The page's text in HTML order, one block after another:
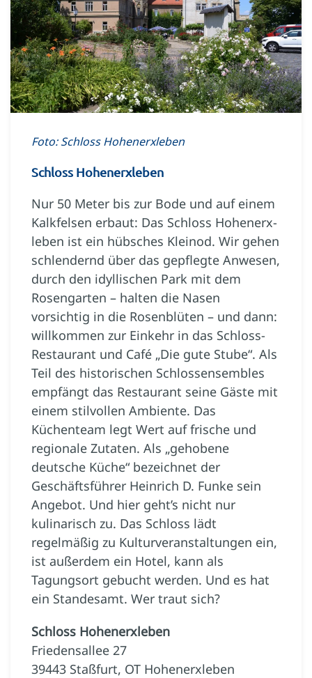
Foto: Schloss Hohenerxleben
Schloss Hohenerxleben
Nur 50 Meter bis zur Bode und auf einem
Kalkfelsen erbaut: Das Schloss Hohenerx­
leben ist ein hübsches Kleinod. Wir gehen
schlendernd über das gepflegte Anwesen,
durch den idyllischen Park mit dem
Rosengarten – halten die Nasen
vorsichtig in die Rosenblüten – und dann:
willkommen zur Einkehr in das Schloss-
Restaurant und Café „Die gute Stube“. Als
Teil des historischen Schlossensembles
empfängt das Restaurant seine Gäste mit
einem stilvollen Ambiente. Das
Küchenteam legt Wert auf frische und
regionale Zutaten. Als „gehobene
deutsche Küche“ bezeichnet der
Geschäftsführer Heinrich D. Funke sein
Angebot. Und hier geht’s nicht nur
kulinarisch zu. Das Schloss lädt
regelmäßig zu Kulturveranstaltungen ein,
ist außerdem ein Hotel, kann als
Tagungsort gebucht werden. Und es hat
ein Standesamt. Wer traut sich?
Schloss Hohenerxleben
Friedensallee 27
39443 Staßfurt, OT Hohenerxleben